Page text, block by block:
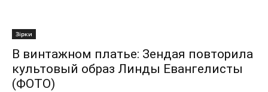
Зірки
В винтажном платье: Зендая повторила
культовый образ Линды Евангелисты
(ФОТО)